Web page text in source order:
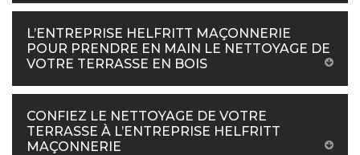
L’ENTREPRISE HELFRITT MAÇONNERIE
POUR PRENDRE EN MAIN LE NETTOYAGE DE
VOTRE TERRASSE EN BOIS
CONFIEZ LE NETTOYAGE DE VOTRE
TERRASSE À L’ENTREPRISE HELFRITT
MAÇONNERIE